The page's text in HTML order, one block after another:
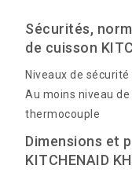
Sécurités,
de cuisson
Niveaux de sécurité
Au moins niveau
thermocouple
Dimensions et
KITCHENAID